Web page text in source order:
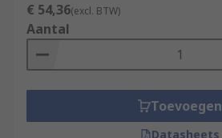
€ 54,36(excl. BTW)
Aantal
Toevoegen
Datasheets